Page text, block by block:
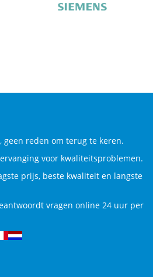
geen reden om terug te keren.
voor kwaliteitsproblemen.
prijs, beste kwaliteit en langste
vragen online 24 uur per